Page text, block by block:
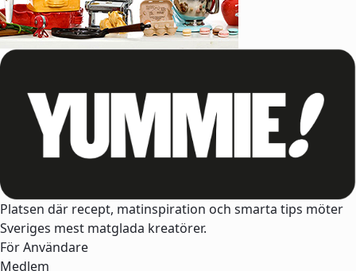
Platsen där recept, matinspiration och smarta tips möter
Sveriges mest matglada kreatörer.
För Användare
Medlem